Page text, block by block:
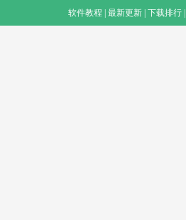
软件教程 最新更新 下载排行